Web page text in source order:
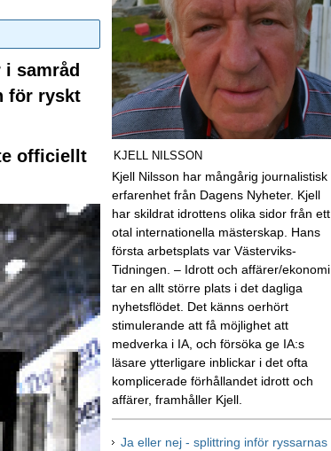
samråd
för ryskt
officiellt
KJELL NILSSON
Kjell Nilsson har mångårig journalistisk
erfarenhet från Dagens Nyheter. Kjell
har skildrat idrottens olika sidor från ett
otal internationella mästerskap. Hans
första arbetsplats var Västerviks-
Tidningen. – Idrott och affärer/ekonomi
tar en allt större plats i det dagliga
nyhetsflödet. Det känns oerhört
stimulerande att få möjlighet att
medverka i IA, och försöka ge IA:s
läsare ytterligare inblickar i det ofta
komplicerade förhållandet idrott och
affärer, framhåller Kjell.
Ja eller nej - splittring inför ryssarnas